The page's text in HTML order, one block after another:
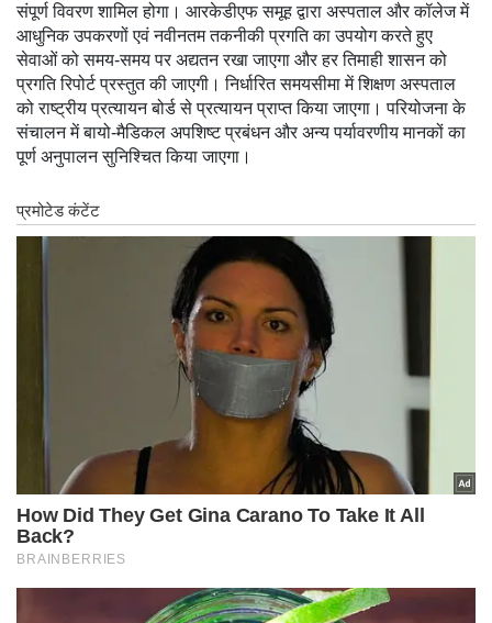
संपूर्ण विवरण शामिल होगा। आरकेडीएफ समूह द्वारा अस्पताल और कॉलेज में
आधुनिक उपकरणों एवं नवीनतम तकनीकी प्रगति का उपयोग करते हुए
सेवाओं को समय-समय पर अद्यतन रखा जाएगा और हर तिमाही शासन को
प्रगति रिपोर्ट प्रस्तुत की जाएगी। निर्धारित समयसीमा में शिक्षण अस्पताल
को राष्ट्रीय प्रत्यायन बोर्ड से प्रत्यायन प्राप्त किया जाएगा। परियोजना के
संचालन में बायो-मैडिकल अपशिष्ट प्रबंधन और अन्य पर्यावरणीय मानकों का
पूर्ण अनुपालन सुनिश्चित किया जाएगा।